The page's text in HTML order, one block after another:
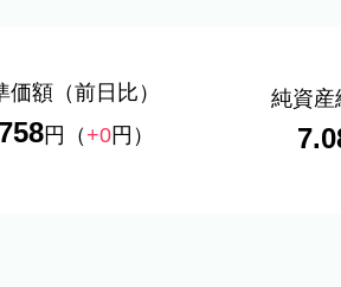
価額 （前日比）
円 （+0円）
純資産